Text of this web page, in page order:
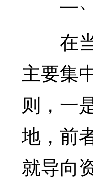
在当
主要集
则，一
地，前
就导向